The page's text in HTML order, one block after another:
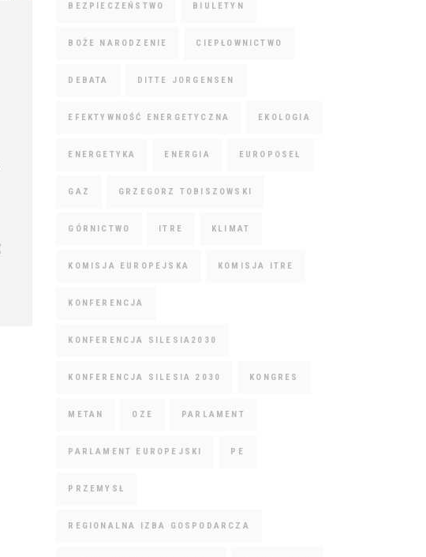
BEZPIECZEŃSTWO BIULETYN
BOŻE NARODZENIE CIEPŁOWNICTWO
DEBATA DITTE JORGENSEN
EFEKTYWNOŚĆ ENERGETYCZNA EKOLOGIA
ENERGETYKA ENERGIA EUROPOSEŁ
GAZ GRZEGORZ TOBISZOWSKI
GÓRNICTWO ITRE KLIMAT
KOMISJA EUROPEJSKA KOMISJA ITRE
KONFERENCJA
KONFERENCJA SILESIA2030
KONFERENCJA SILESIA 2030 KONGRES
METAN OZE PARLAMENT
PARLAMENT EUROPEJSKI PE
PRZEMYSŁ
REGIONALNA IZBA GOSPODARCZA